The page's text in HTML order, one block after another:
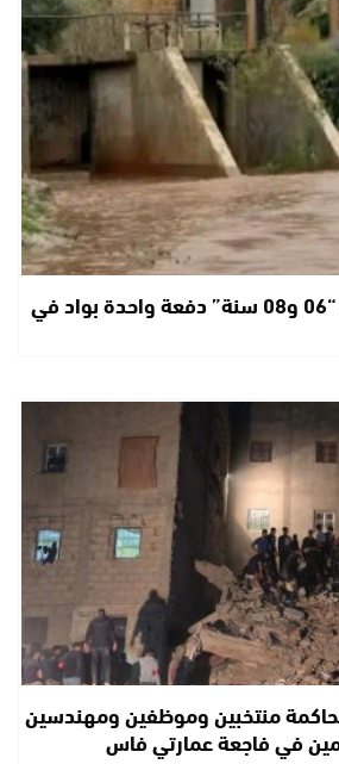
تازة : غرق شقيقين “06 و08 سنة” دفعة واحدة بواد في
محاكمة منتخبين وموظفين ومهندسين
في فاجعة عمارتي فاس